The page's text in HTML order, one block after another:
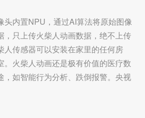
头内置NPU，通过AI算法将原始图像
，只上传火柴人动画数据，绝不上传
人传感器可以安装在家里的任何房
。火柴人动画还是极有价值的医疗数
，如智能行为分析、跌倒报警。央视